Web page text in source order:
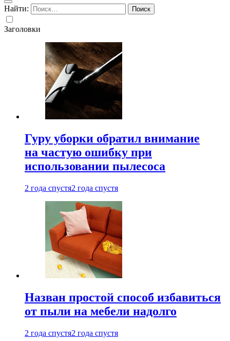
Найти:
Заголовки
Гуру уборки обратил внимание
на частую ошибку при
использовании пылесоса
2 года спустя2 года спустя
Назван простой способ избавиться
от пыли на мебели надолго
2 года спустя2 года спустя